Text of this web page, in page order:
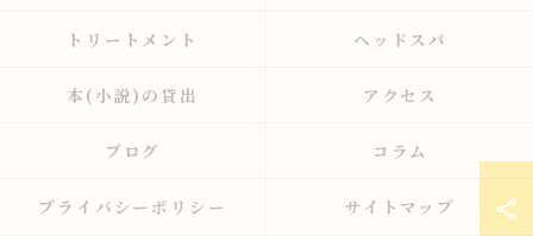
トリートメント ヘッドスパ
本(小説)の貸出 アクセス
ブログ コラム
プライバシーポリシー サイトマップ